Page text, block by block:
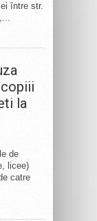
între str.
la
de
licee)
catre